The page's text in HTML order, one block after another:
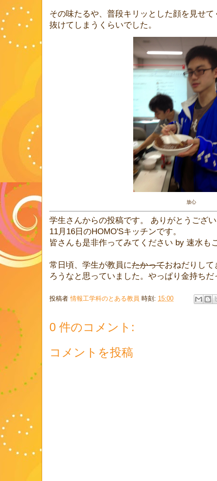
その味たるや、普段キリッとした顔を見せ
抜けてしまうくらいでした。
放心
学生さんからの投稿です。 ありがとうござ
11月16日のHOMO'Sキッチンです。
皆さんも是非作ってみてください by 速水も
常日頃、学生が教員にたかっておねだりし
ろうなと思っていました。やっぱり金持ち
投稿者情報工学科のとある教員 時刻: 15:00
0 件のコメント:
コメントを投稿